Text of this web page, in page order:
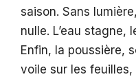
saison. Sans
nulle. L’eau stagne,
Enfin, la poussière,
voile sur les